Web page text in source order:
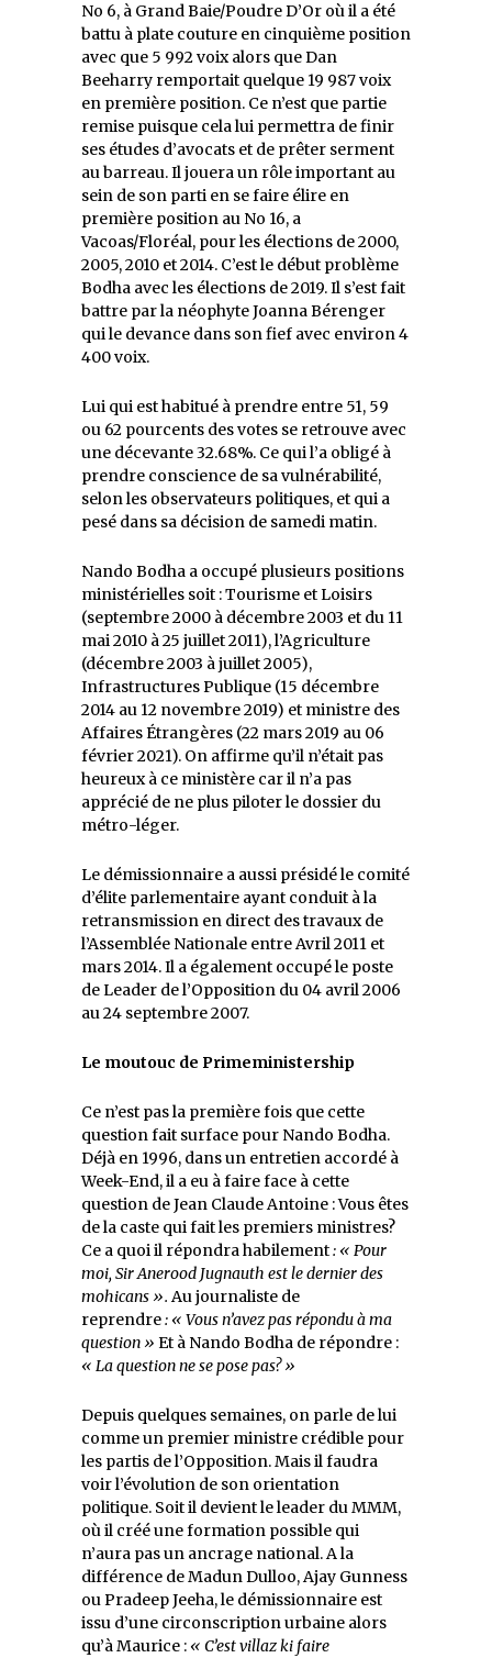
No 6, à Grand Baie/Poudre D’Or où il a été
battu à plate couture en cinquième position
avec que 5 992 voix alors que Dan
Beeharry remportait quelque 19 987 voix
en première position. Ce n’est que partie
remise puisque cela lui permettra de finir
ses études d’avocats et de prêter serment
au barreau. Il jouera un rôle important au
sein de son parti en se faire élire en
première position au No 16, a
Vacoas/Floréal, pour les élections de 2000,
2005, 2010 et 2014. C’est le début problème
Bodha avec les élections de 2019. Il s’est fait
battre par la néophyte Joanna Bérenger
qui le devance dans son fief avec environ 4
400 voix.
Lui qui est habitué à prendre entre 51, 59
ou 62 pourcents des votes se retrouve avec
une décevante 32.68%. Ce qui l’a obligé à
prendre conscience de sa vulnérabilité,
selon les observateurs politiques, et qui a
pesé dans sa décision de samedi matin.
Nando Bodha a occupé plusieurs positions
ministérielles soit : Tourisme et Loisirs
(septembre 2000 à décembre 2003 et du 11
mai 2010 à 25 juillet 2011), l’Agriculture
(décembre 2003 à juillet 2005),
Infrastructures Publique (15 décembre
2014 au 12 novembre 2019) et ministre des
Affaires Étrangères (22 mars 2019 au 06
février 2021). On affirme qu’il n’était pas
heureux à ce ministère car il n’a pas
apprécié de ne plus piloter le dossier du
métro-léger.
Le démissionnaire a aussi présidé le comité
d’élite parlementaire ayant conduit à la
retransmission en direct des travaux de
l’Assemblée Nationale entre Avril 2011 et
mars 2014. Il a également occupé le poste
de Leader de l’Opposition du 04 avril 2006
au 24 septembre 2007.
Le moutouc de Primeministership
Ce n’est pas la première fois que cette
question fait surface pour Nando Bodha.
Déjà en 1996, dans un entretien accordé à
Week-End, il a eu à faire face à cette
question de Jean Claude Antoine : Vous êtes
de la caste qui fait les premiers ministres?
Ce a quoi il répondra habilement: « Pour
moi, Sir Anerood Jugnauth est le dernier des
mohicans ». Au journaliste de
reprendre: « Vous n’avez pas répondu à ma
question » Et à Nando Bodha de répondre :
« La question ne se pose pas? »
Depuis quelques semaines, on parle de lui
comme un premier ministre crédible pour
les partis de l’Opposition. Mais il faudra
voir l’évolution de son orientation
politique. Soit il devient le leader du MMM,
où il créé une formation possible qui
n’aura pas un ancrage national. A la
différence de Madun Dulloo, Ajay Gunness
ou Pradeep Jeeha, le démissionnaire est
issu d’une circonscription urbaine alors
qu’à Maurice : « C’est villaz ki faire